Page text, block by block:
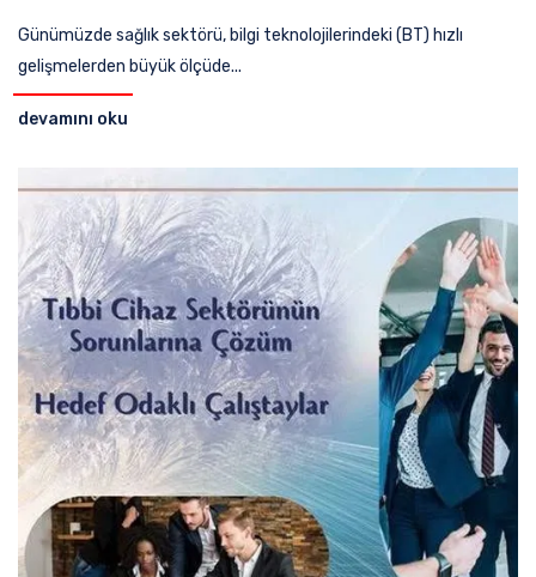
Günümüzde sağlık sektörü, bilgi teknolojilerindeki (BT) hızlı
gelişmelerden büyük ölçüde...
devamını oku